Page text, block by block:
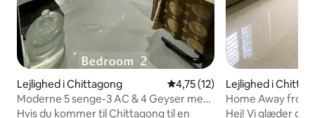
Lejlighed i Chittagong 4,75 ud af 5 i gennemsnitlig
4,75 (12)
Moderne 5 senge-3 AC & 4 Geyser med
spisestue-køkken
Hvis du kommer til Chittagong til en
Lejlighed i
Home Away from
2 Br. Apt.
Hej! Vi glæder os